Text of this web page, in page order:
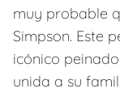
muy probable
Simpson. Este
icónico
unida a su